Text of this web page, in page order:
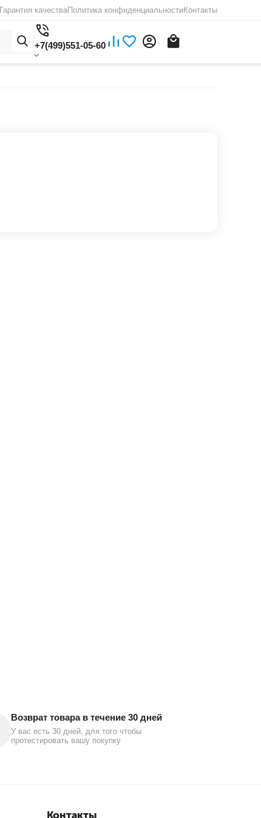
Гарантия качестваПолитика конфиденциальностиКонтакты
+7(499)551-05-60
Возврат товара в течение 30 дней
У вас есть 30 дней, для того чтобы
протестировать вашу покупку
Контакты